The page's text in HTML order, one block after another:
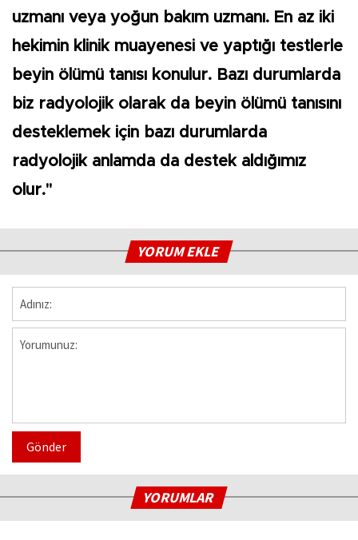
uzmanı veya yoğun bakım uzmanı. En az iki
hekimin klinik muayenesi ve yaptığı testlerle
beyin ölümü tanısı konulur. Bazı durumlarda
biz radyolojik olarak da beyin ölümü tanısını
desteklemek için bazı durumlarda
radyolojik anlamda da destek aldığımız
olur."
YORUM EKLE
Gönder
YORUMLAR